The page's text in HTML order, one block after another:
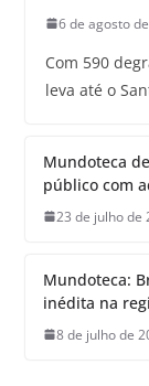
6 de agosto
Com 590
leva até o
Mundoteca
público com
23 de julho de
Mundoteca:
inédita na
8 de julho de